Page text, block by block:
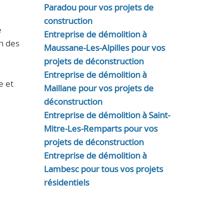
des
et
Paradou pour vos projets de
construction
Entreprise de démolition à
Maussane-Les-Alpilles pour vos
projets de déconstruction
Entreprise de démolition à
Maillane pour vos projets de
déconstruction
Entreprise de démolition à Saint-
Mitre-Les-Remparts pour vos
projets de déconstruction
Entreprise de démolition à
Lambesc pour tous vos projets
résidentiels